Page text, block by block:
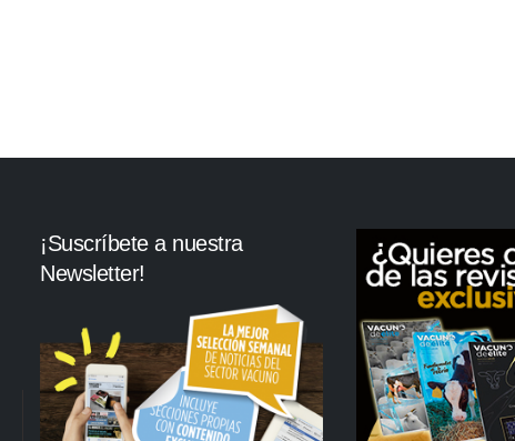
¡Suscríbete a nuestra
Newsletter!